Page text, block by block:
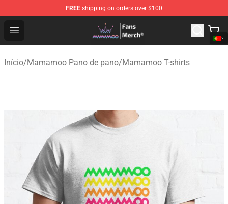
FREE shipping on orders over $100
Open menu
Mamamoo Store - Official Mamamoo Merchandise Shop
Início/Mamamoo Pano de pano/Mamamoo T-shirts